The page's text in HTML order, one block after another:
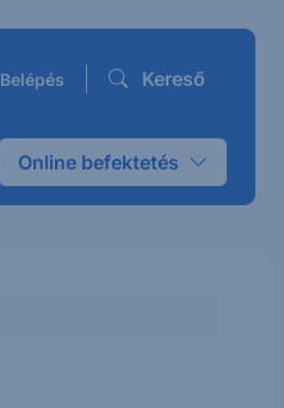
Belépés Kereső
Online befektetés